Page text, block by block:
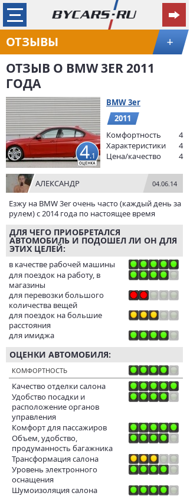
ОТЗЫВЫ +
ОТЗЫВ О BMW 3ER 2011
ГОДА
4.1
BMW 3er
2011
Комфортность
4
Характеристики
4
Цена/качество
4
АЛЕКСАНДР 04.06.14
Езжу на BMW 3er очень часто (каждый день за
рулем) с 2014 года по настоящее время
ДЛЯ ЧЕГО ПРИОБРЕТАЛСЯ
АВТОМОБИЛЬ И ПОДОШЕЛ ЛИ ОН ДЛЯ
ЭТИХ ЦЕЛЕЙ:
в качестве рабочей машины
для поездок на работу, в
магазины
для перевозки большого
количества вещей
для поездок на большие
расстояния
для имиджа
ОЦЕНКИ АВТОМОБИЛЯ:
КОМФОРТНОСТЬ
Качество отделки салона
Удобство посадки и
расположение органов
управления
Комфорт для пассажиров
Объем, удобство,
продуманность багажника
Трансформация салона
Уровень электронного
оснащения
Шумоизоляция салона